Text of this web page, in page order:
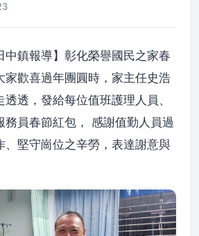
中鎮報導】彰化榮譽國民之家春
家歡喜過年團圓時，家主任史浩
透，發給每位值班護理人員、
務員春節紅包， 感謝值勤人員過
、堅守崗位之辛勞，表達謝意與